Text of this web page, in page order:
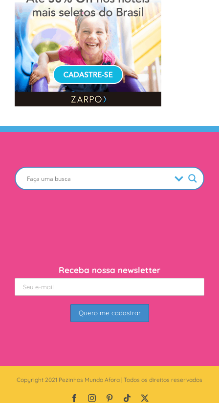
Receba nossa newsletter
Copyright 2021 Pezinhos Mundo Afora | Todos os direitos reservados
FacebookInstagramPinterestTiktok